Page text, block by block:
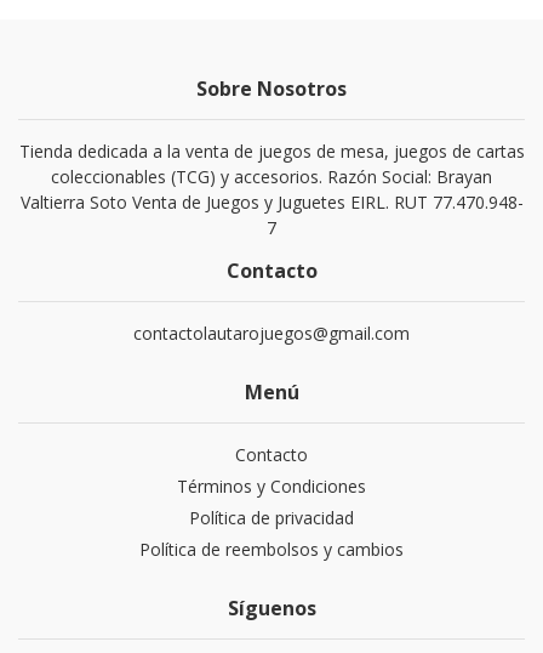
Sobre Nosotros
Tienda dedicada a la venta de juegos de mesa, juegos de cartas
coleccionables (TCG) y accesorios. Razón Social: Brayan
Valtierra Soto Venta de Juegos y Juguetes EIRL. RUT 77.470.948-
7
Contacto
contactolautarojuegos@gmail.com
Menú
Contacto
Términos y Condiciones
Política de privacidad
Política de reembolsos y cambios
Síguenos